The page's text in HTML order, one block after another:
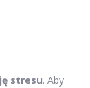
stresu. Aby